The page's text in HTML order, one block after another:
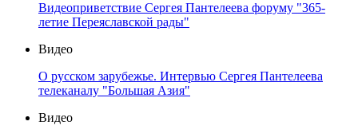
Видеоприветствие Сергея Пантелеева форуму "365-
летие Переяславской рады"
Видео
О русском зарубежье. Интервью Сергея Пантелеева
телеканалу "Большая Азия"
Видео